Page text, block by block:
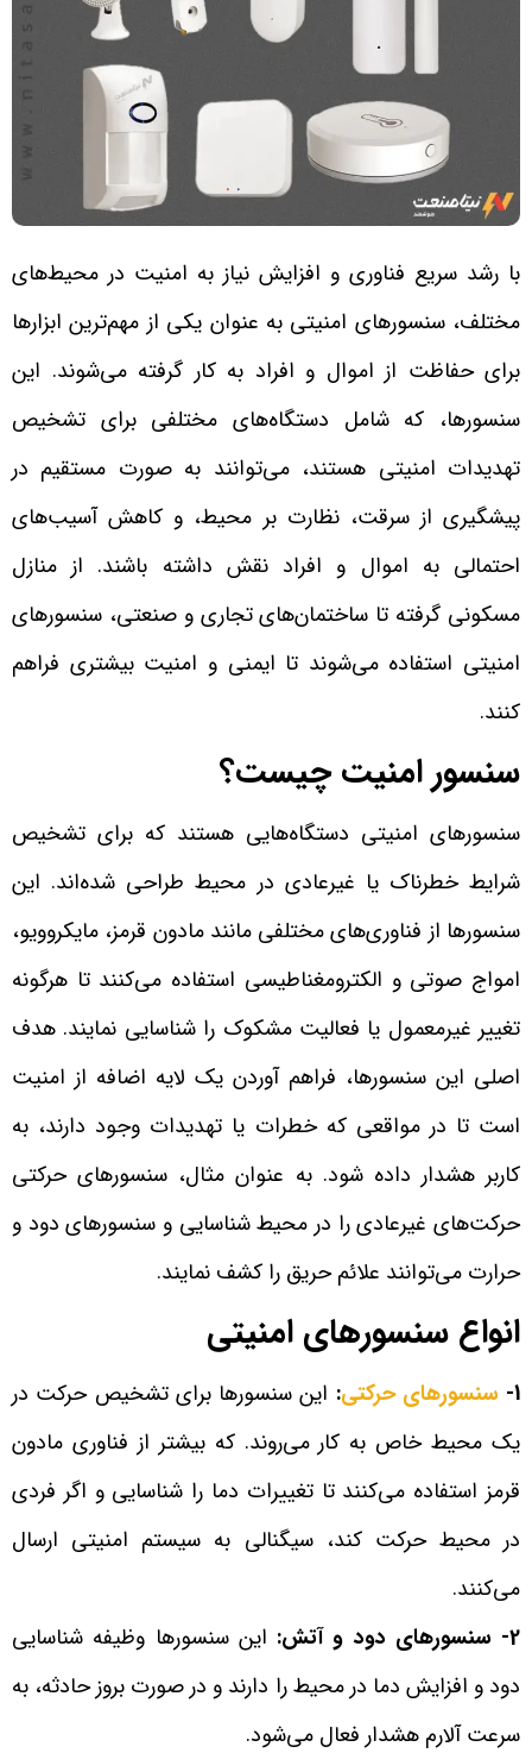
با رشد سریع فناوری و افزایش نیاز به امنیت در محیط‌های
مختلف، سنسورهای امنیتی به عنوان یکی از مهم‌ترین ابزارها
برای حفاظت از اموال و افراد به کار گرفته می‌شوند. این
سنسورها، که شامل دستگاه‌های مختلفی برای تشخیص
تهدیدات امنیتی هستند، می‌توانند به صورت مستقیم در
پیشگیری از سرقت، نظارت بر محیط، و کاهش آسیب‌های
احتمالی به اموال و افراد نقش داشته باشند. از منازل
مسکونی گرفته تا ساختمان‌های تجاری و صنعتی، سنسورهای
امنیتی استفاده می‌شوند تا ایمنی و امنیت بیشتری فراهم
کنند.
سنسور امنیت چیست؟
سنسورهای امنیتی دستگاه‌هایی هستند که برای تشخیص
شرایط خطرناک یا غیرعادی در محیط طراحی شده‌اند. این
سنسورها از فناوری‌های مختلفی مانند مادون قرمز، مایکروویو،
امواج صوتی و الکترومغناطیسی استفاده می‌کنند تا هرگونه
تغییر غیرمعمول یا فعالیت مشکوک را شناسایی نمایند. هدف
اصلی این سنسورها، فراهم آوردن یک لایه اضافه از امنیت
است تا در مواقعی که خطرات یا تهدیدات وجود دارند، به
کاربر هشدار داده شود. به عنوان مثال، سنسورهای حرکتی
حرکت‌های غیرعادی را در محیط شناسایی و سنسورهای دود و
حرارت می‌توانند علائم حریق را کشف نمایند.
انواع سنسورهای امنیتی
1- سنسورهای حرکتی: این سنسورها برای تشخیص حرکت در
یک محیط خاص به کار می‌روند. که بیشتر از فناوری مادون
قرمز استفاده می‌کنند تا تغییرات دما را شناسایی و اگر فردی
در محیط حرکت کند، سیگنالی به سیستم امنیتی ارسال
می‌کنند.
2- سنسورهای دود و آتش:
این سنسورها وظیفه شناسایی
دود و افزایش دما در محیط را دارند و در صورت بروز حادثه، به
سرعت آلارم هشدار فعال می‌شود.